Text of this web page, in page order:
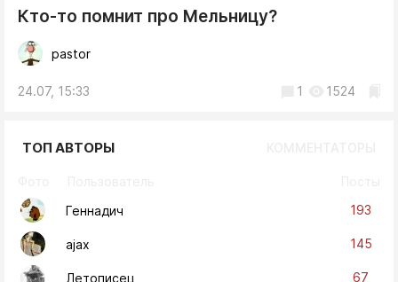
Кто-то помнит про Мельницу?
pastor
24.07, 15:33 1 1524
ТОП АВТОРЫ
Геннадич
193
ajax 145
Летописец 67